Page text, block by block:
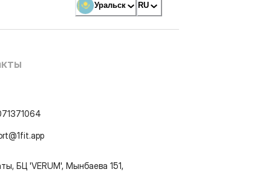
Уральск RU
БЦ 'VERUM', Мынбаева 151,